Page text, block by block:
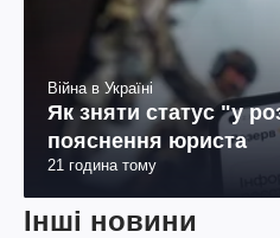
Війна в Україні
Як зняти статус "у
пояснення юриста
21 година тому
Інші новини